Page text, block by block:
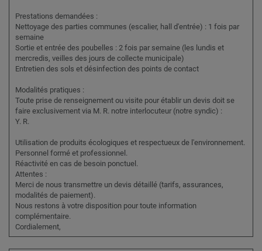
Prestations demandées :
Nettoyage des parties communes (escalier, hall d'entrée) : 1 fois par
semaine
Sortie et entrée des poubelles : 2 fois par semaine (les lundis et
mercredis, veilles des jours de collecte municipale)
Entretien des sols et désinfection des points de contact
Modalités pratiques :
Toute prise de renseignement ou visite pour établir un devis doit se
faire exclusivement via M. R. notre interlocuteur (notre syndic) :
Y. R.
Utilisation de produits écologiques et respectueux de l'environnement.
Personnel formé et professionnel.
Réactivité en cas de besoin ponctuel.
Attentes :
Merci de nous transmettre un devis détaillé (tarifs, assurances,
modalités de paiement).
Nous restons à votre disposition pour toute information
complémentaire.
Cordialement,